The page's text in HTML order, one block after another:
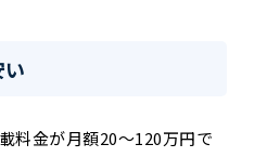
料金が月額20〜120万円で